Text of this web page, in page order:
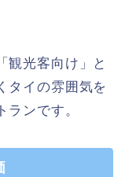
観光客向け」と
タイの雰囲気を
ンです。